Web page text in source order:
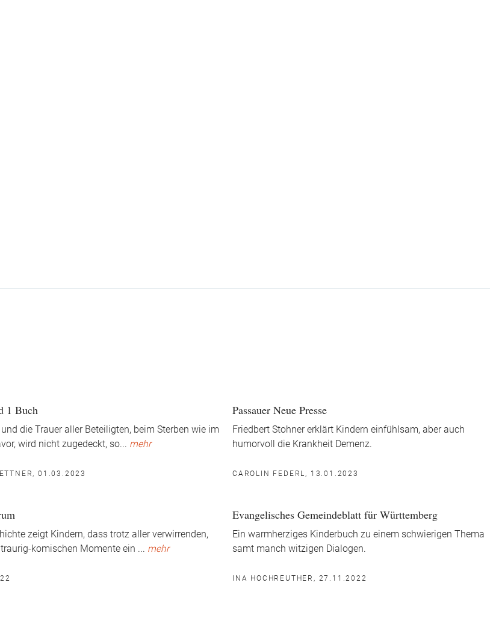
1 Buch
und die Trauer aller Beteiligten, beim Sterben wie im
wird nicht zugedeckt, so... mehr
01.03.2023
Passauer Neue Presse
Friedbert Stohner erklärt Kindern einfühlsam, aber auch
humorvoll die Krankheit Demenz.
CAROLIN FEDERL, 13.01.2023
zeigt Kindern, dass trotz aller verwirrenden,
komischen Momente ein ... mehr
Evangelisches Gemeindeblatt für Württemberg
Ein warmherziges Kinderbuch zu einem schwierigen Thema
samt manch witzigen Dialogen.
INA HOCHREUTHER, 27.11.2022